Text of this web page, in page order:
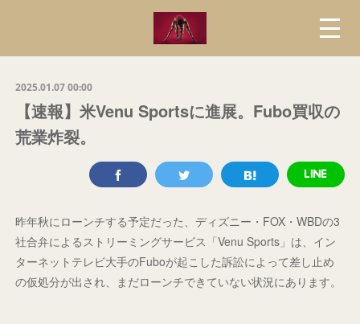
2025.01.07 00:00
【速報】米Venu Sportsに進展。Fubo買収の
荒業炸裂。
昨年秋にローンチする予定だった、ディズニー・FOX・WBDの3
社合弁によるストリーミングサービス「Venu Sports」は、イン
ターネットテレビ大手のFuboが起こした訴訟によって差し止め
の仮処分が出され、まだローンチできていない状況にあります。